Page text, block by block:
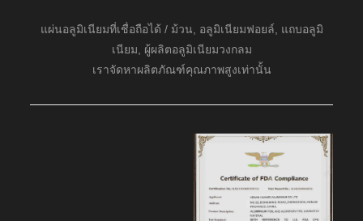
แผ่นอลูมิเนียมที่เชื่อถือได้ / ม้วน, อลูมิเนียมฟอยล์, แถบอลูมิ
เนียม, ผู้ผลิตอลูมิเนียมวงกลม
เราจัดหาผลิตภัณฑ์คุณภาพสูงเท่านั้น